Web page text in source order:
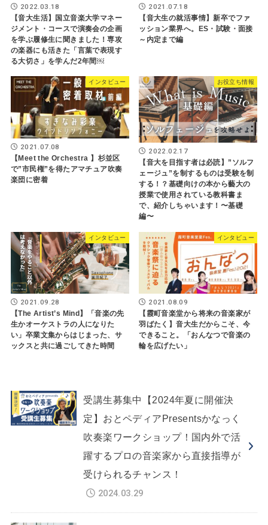
2022.03.18
【音大生活】国立音楽大学マネー
ジメント・コースで演奏会の企画
を学ぶ履修生に聞きました！専攻
の楽器にも活きた「言葉で表現す
る大切さ」を学んだ2年間￼
2021.07.18
【音大生の就活事情】新卒でファ
ッション業界へ。ES・試験・面接
～内定まで編
インタビュー
2021.07.08
【Meet the Orchestra 】杉並区
で”市民権”を得たアマチュア吹奏
楽団に密着
お役立ち情報
2022.02.17
【音大を目指す者は必読】”ソルフ
ェージュ”を制するものは受験を制
する！？基礎向けの本から藝大の
授業で使用されている教科書ま
で、紹介しちゃいます！〜基礎
編〜
インタビュー
2021.09.28
【The Artist’s Mind】「音楽の先
生かオーケストラの人になりた
い」卒業文集からはじまった、サ
ックスと共に過ごしてきた時間
インタビュー
2021.08.09
【霞町音楽堂から将来の音楽家が
羽ばたく】音大生だからこそ、今
できること。「おんなつで音楽の
輪を広げたい」
受講生募集中【2024年夏に開催決
定】おとペディアPresentsかなっく
吹奏楽ワークショップ！国内外で活
躍するプロの音楽家から直接指導が
受けられるチャンス！
2024.03.29